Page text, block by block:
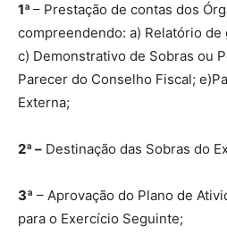
1ª – Prestação de contas dos
compreendendo: a) Relatório de
c) Demonstrativo de Sobras ou
Parecer do Conselho Fiscal;
Externa;
2ª – Destinação das Sobras do
3ª – Aprovação do Plano de
para o Exercício Seguinte;